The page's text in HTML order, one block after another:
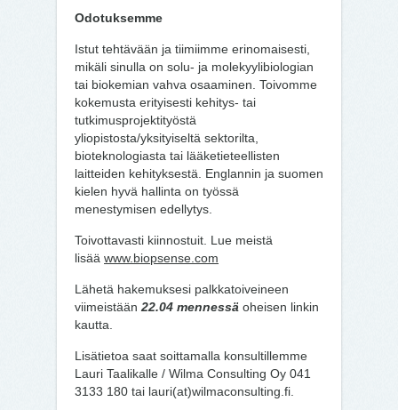
Odotuksemme
Istut tehtävään ja tiimiimme erinomaisesti,
mikäli sinulla on solu- ja molekyylibiologian
tai biokemian vahva osaaminen. Toivomme
kokemusta erityisesti kehitys- tai
tutkimusprojektityöstä
yliopistosta/yksityiseltä sektorilta,
bioteknologiasta tai lääketieteellisten
laitteiden kehityksestä. Englannin ja suomen
kielen hyvä hallinta on työssä
menestymisen edellytys.
Toivottavasti kiinnostuit. Lue meistä
lisää www.biopsense.com
Lähetä hakemuksesi palkkatoiveineen
viimeistään 22.04 mennessä oheisen linkin
kautta.
Lisätietoa saat soittamalla konsultillemme
Lauri Taalikalle / Wilma Consulting Oy 041
3133 180 tai lauri(at)wilmaconsulting.fi.